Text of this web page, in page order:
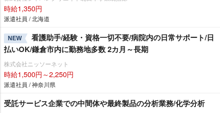
時給1,350円
派遣社員 / 北海道
NEW
看護助手/経験・資格一切不要/病院内の日常サポート/日
払いOK/鎌倉市内に勤務地多数 2カ月～長期
株式会社ニッソーネット
時給1,500円～2,250円
派遣社員 / 神奈川県
受託サービス企業での中間体や最終製品の分析業務/化学分析